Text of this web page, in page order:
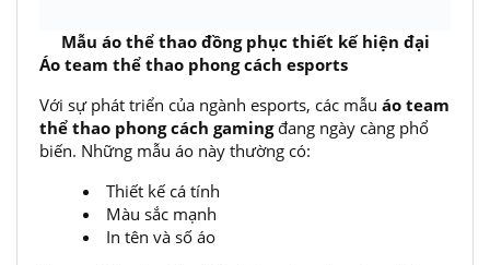
Mẫu áo thể thao đồng phục thiết kế hiện đại
Áo team thể thao phong cách esports
Với sự phát triển của ngành esports, các mẫu áo team
thể thao phong cách gamingđang ngày càng phổ
biến. Những mẫu áo này thường có:
Thiết kế cá tính
Màu sắc mạnh
In tên và số áo